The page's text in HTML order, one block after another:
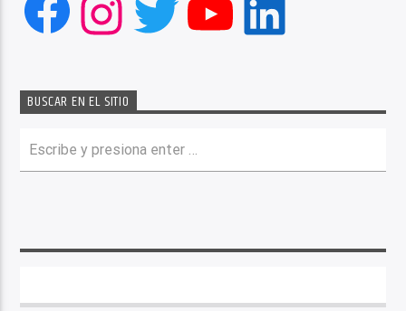
Instagram
Twitter
YouTube
LinkedIn
BUSCAR EN EL SITIO